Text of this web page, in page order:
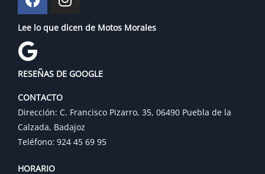
Lee lo que dicen de Motos Morales
RESEÑAS DE GOOGLE
CONTACTO
Dirección: C. Francisco Pizarro, 35, 06490 Puebla de la
Calzada, Badajoz
Teléfono: 924 45 69 95
HORARIO